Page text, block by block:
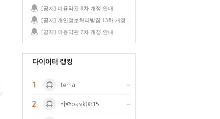
[공지] 이용약관 8차 개정 안내
[공지] 이용약관 7차 개정 안내
다이어터 랭킹
1 terria
2 카@basik0815